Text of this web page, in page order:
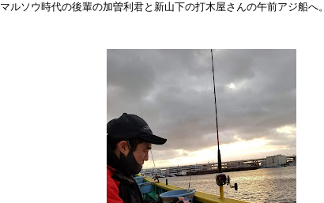
マルソウ時代の後輩の加曽利君と新山下の打木屋さんの午前アジ船へ。